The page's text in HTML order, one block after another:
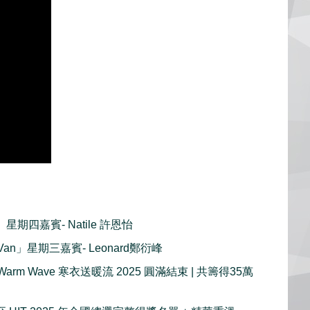
星期四嘉賓- Natile 許恩怡
」星期三嘉賓- Leonard鄭衍峰
Wave 寒衣送暖流 2025 圓滿結束 | 共籌得35萬